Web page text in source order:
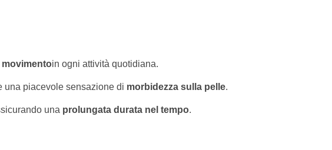
movimentoin ogni attività quotidiana.
una piacevole sensazione di morbidezza sulla pelle.
una prolungata durata nel tempo.